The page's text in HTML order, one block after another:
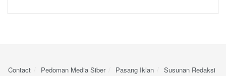
Contact Pedoman Media Siber Pasang Iklan Susunan Redaksi